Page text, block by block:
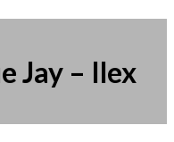
Jay – Ilex